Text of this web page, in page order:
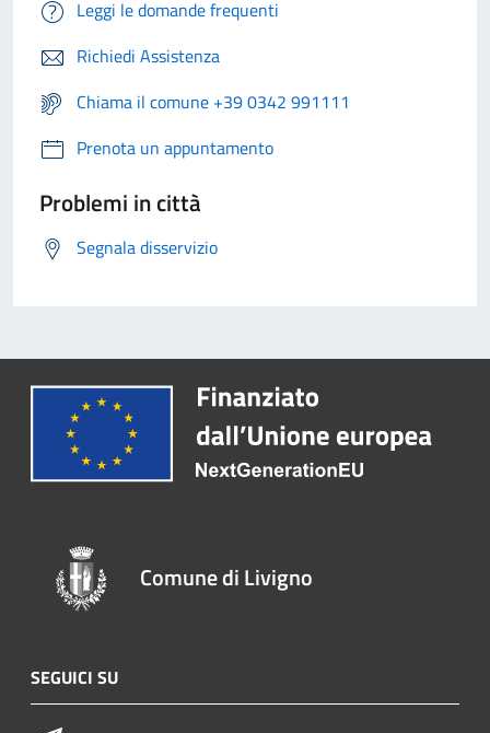
Leggi le domande frequenti
Richiedi Assistenza
Chiama il comune +39 0342 991111
Prenota un appuntamento
Problemi in città
Segnala disservizio
Comune di Livigno
SEGUICI SU